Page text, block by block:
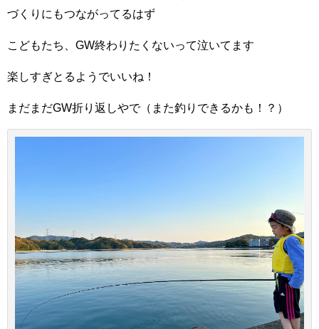
づくりにもつながってるはず
こどもたち、GW終わりたくないって泣いてます
楽しすぎとるようでいいね！
まだまだGW折り返しやで（また釣りできるかも！？）